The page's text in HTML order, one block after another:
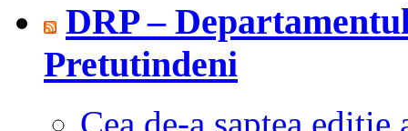
DRP –
Pretutindeni